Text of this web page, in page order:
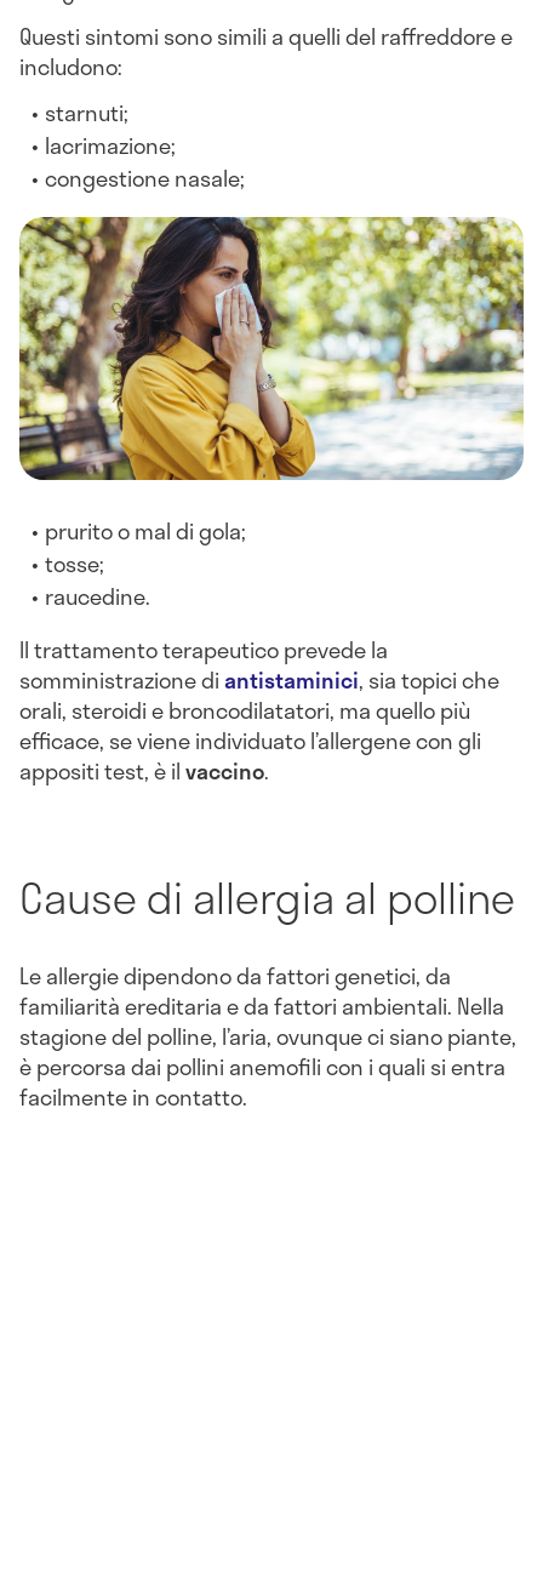
Questi sintomi sono simili a quelli del raffreddore e
includono:
starnuti;
lacrimazione;
congestione nasale;
prurito o mal di gola;
tosse;
raucedine.
Il trattamento terapeutico prevede la
somministrazione diantistaminici, sia topici che
orali, steroidi e broncodilatatori, ma quello più
efficace, se viene individuato l’allergene con gli
appositi test, è ilvaccino.
Cause di allergia al polline
Le allergie dipendono da fattori genetici, da
familiarità ereditaria e da fattori ambientali. Nella
stagione del polline, l’aria, ovunque ci siano piante,
è percorsa dai pollini anemofili con i quali si entra
facilmente in contatto.